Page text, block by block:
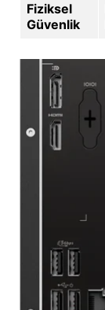
Fiziksel
Güvenlik